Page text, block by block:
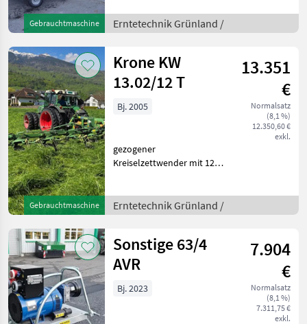
Gebrauchtmaschine
Nockenschaltkupplung 2
Tasträder - Luftbereift
Erntetechnik Grünland /
Gebrauchtmaschine
Krone KW
13.02/12 T
13.351
€
Normalsatz
(8,1 %)
12.350,60 €
exkl.
Bj. 2005
gezogener
Kreiselzettwender mit 12
Kreiselheuer
Erntetechnik Grünland /
Sonstige 63/4
AVR
7.904
€
Normalsatz
(8,1 %)
7.311,75 €
exkl.
Bj. 2023